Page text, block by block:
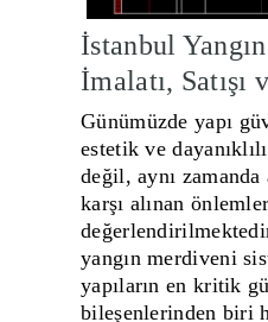
İstanbul
İmalatı, Satışı
Günümüzde yapı
estetik ve
değil, aynı
karşı alınan
yangın merdiveni
yapıların en kritik
bileşenlerinden biri